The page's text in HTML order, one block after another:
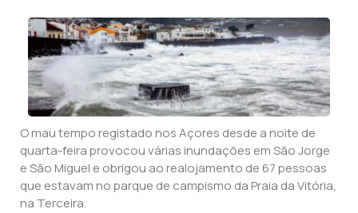
O mau tempo registado nos Açores desde a noite de
quarta-feira provocou várias inundações em São Jorge
e São Miguel e obrigou ao realojamento de 67 pessoas
que estavam no parque de campismo da Praia da Vitória,
na Terceira.